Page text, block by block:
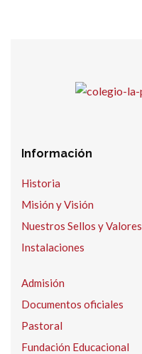
Información
Historia
Misión y Visión
Nuestros Sellos y Valores
Instalaciones
Admisión
Documentos oficiales
Pastoral
Fundación Educacional